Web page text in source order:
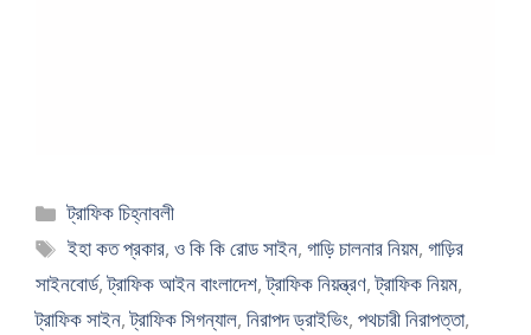
Categories
ট্রাফিক চিহ্নাবলী
Tags
ইহা কত প্রকার,ও কি কি রোড সাইন,গাড়ি চালনার নিয়ম,গাড়ির
সাইনবোর্ড,ট্রাফিক আইন বাংলাদেশ,ট্রাফিক নিয়ন্ত্রণ,ট্রাফিক নিয়ম,
ট্রাফিক সাইন,ট্রাফিক সিগন্যাল, নিরাপদ ড্রাইভিং, পথচারী নিরাপত্তা,